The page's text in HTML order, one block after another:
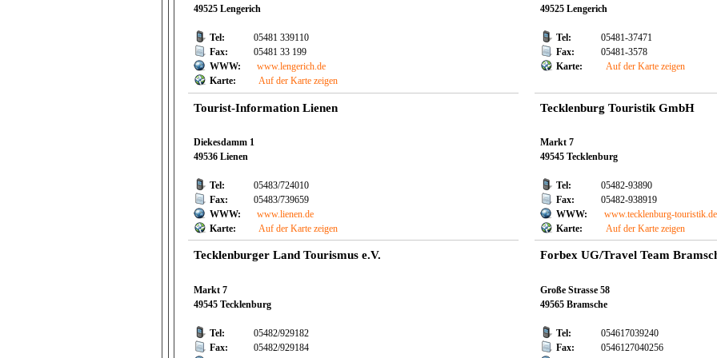
49525 Lengerich
Tel:
05481 339110
Fax:
05481 33 199
WWW:
www.lengerich.de
Karte:
Auf der Karte zeigen
49525 Lengerich
Tel:
05481-37471
Fax:
05481-3578
Karte:
Auf der Karte zeigen
Tourist-Information Lienen
Diekesdamm 1
49536 Lienen
Tel:
05483/724010
Fax:
05483/739659
WWW:
www.lienen.de
Karte:
Auf der Karte zeigen
Tecklenburg Touristik GmbH
Markt 7
49545 Tecklenburg
Tel:
05482-93890
Fax:
05482-938919
WWW:
www.tecklenburg-touristik.de
Karte:
Auf der Karte zeigen
Tecklenburger Land Tourismus e.V.
Markt 7
49545 Tecklenburg
Tel:
05482/929182
Fax:
05482/929184
Forbex UG/Travel Team
Große Strasse 58
49565 Bramsche
Tel:
054617039240
Fax:
0546127040256